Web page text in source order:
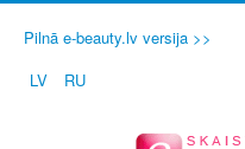
Pilnā e-beauty.lv versija >>
LV
RU